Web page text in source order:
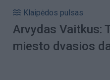
Klaipėdos pulsas
Arvydas Vaitkus:
miesto dvasios